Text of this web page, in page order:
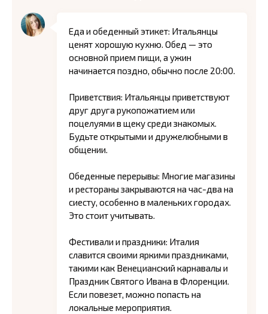
Еда и обеденный этикет: Итальянцы
ценят хорошую кухню. Обед — это
основной прием пищи, а ужин
начинается поздно, обычно после 20:00.
Приветствия: Итальянцы приветствуют
друг друга рукопожатием или
поцелуями в щеку среди знакомых.
Будьте открытыми и дружелюбными в
общении.
Обеденные перерывы: Многие магазины
и рестораны закрываются на час-два на
сиесту, особенно в маленьких городах.
Это стоит учитывать.
Фестивали и праздники: Италия
славится своими яркими праздниками,
такими как Венецианский карнавалы и
Праздник Святого Ивана в Флоренции.
Если повезет, можно попасть на
локальные мероприятия.